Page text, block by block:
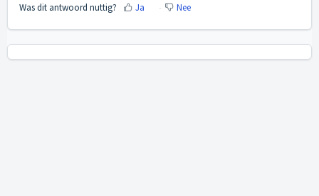
Was dit antwoord nuttig? Ja Nee